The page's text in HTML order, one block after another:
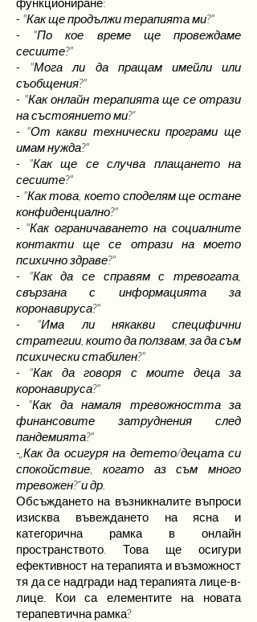
- "Как ще продължи терапията ми?"
- "По кое време ще провеждаме
сесиите?"
- "Мога ли да пращам имейли или
съобщения?"
- "Как онлайн терапията ще се отрази
на състоянието ми?“
- "От какви технически програми ще
имам нужда?"
- "Как ще се случва плащането на
сесиите?"
- "Как това, което споделям ще остане
конфиденциално?"
- "Как ограничаването на социалните
контакти ще се отрази на моето
психично здраве?"
- "Как да се справям с тревогата,
свързана с информацията за
коронавируса?"
- "Има ли някакви специфични
стратегии, които да ползвам, за да съм
психически стабилен?"
- "Как да говоря с моите деца за
коронавируса?"
- "Как да намаля тревожността за
финансовите затруднения след
пандемията?"
-„Как да осигуря на детето/децата си
спокойствие, когато аз съм много
тревожен?“и др.
Обсъждането на възникналите въпроси
изисква въвеждането на ясна и
категорична рамка в онлайн
пространството. Това ще осигури
ефективност на терапията и възможност
тя да се надгради над терапията лице-в-
лице. Кои са елементите на новата
терапевтична рамка?